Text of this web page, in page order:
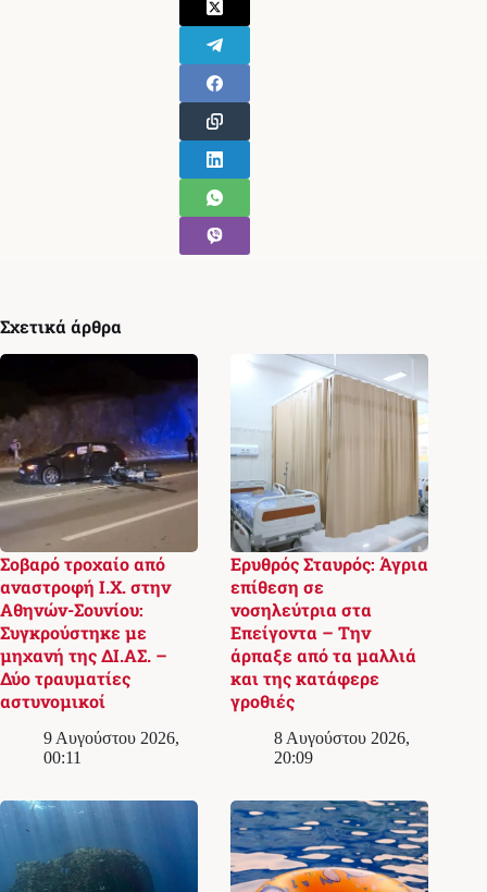
Σχετικά άρθρα
Σοβαρό τροχαίο από
αναστροφή Ι.Χ. στην
Αθηνών-Σουνίου:
Συγκρούστηκε με
μηχανή της ΔΙ.ΑΣ. –
Δύο τραυματίες
αστυνομικοί
9 Αυγούστου 2026,
00:11
Ερυθρός Σταυρός: Άγρια
επίθεση σε
νοσηλεύτρια στα
Επείγοντα – Την
άρπαξε από τα μαλλιά
και της κατάφερε
γροθιές
8 Αυγούστου 2026,
20:09